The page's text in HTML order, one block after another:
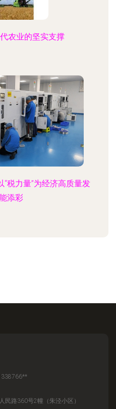
农业的坚实支撑
税力量”为经济高质量发
添彩
民路360号2幢（朱泾小区）